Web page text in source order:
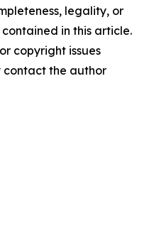
legality, or
in this article.
copyright issues
contact the author